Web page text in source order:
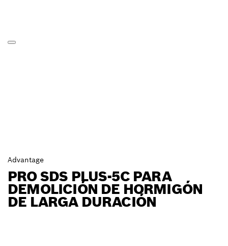
Advantage
PRO SDS PLUS-5C PARA
DEMOLICIÓN DE HORMIGÓN
DE LARGA DURACIÓN